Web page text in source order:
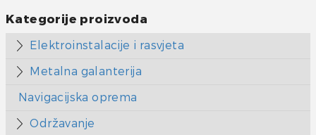
Kategorije proizvoda
Elektroinstalacije i rasvjeta
Metalna galanterija
Navigacijska oprema
Održavanje